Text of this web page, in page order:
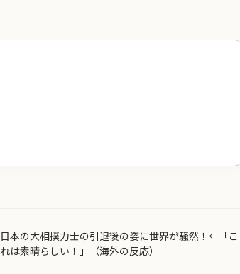
日本の大相撲力士の引退後の姿に世界が騒然！←「こ
れは素晴らしい！」（海外の反応）